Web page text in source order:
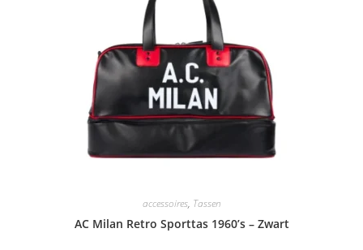
accessoires, Tassen
AC Milan Retro Sporttas 1960’s – Zwart